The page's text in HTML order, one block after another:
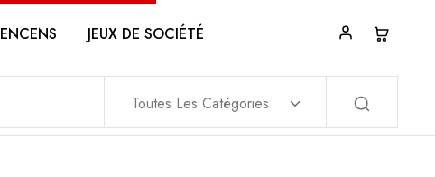
ENCENS JEUX DE SOCIÉTÉ
Toutes Les Catégories